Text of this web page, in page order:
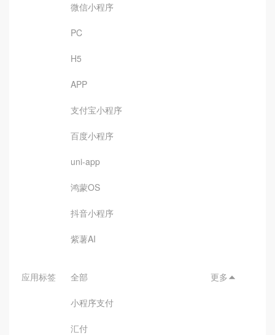
微信小程序
PC
H5
APP
支付宝小程序
百度小程序
uni-app
鸿蒙OS
抖音小程序
紫薯AI
应用标签 全部
小程序支付
汇付
更多 